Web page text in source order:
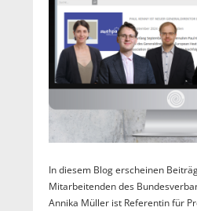
In diesem Blog erscheinen
Mitarbeitenden des
Annika Müller ist Referentin für